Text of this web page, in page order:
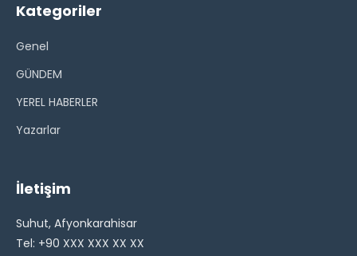
Kategoriler
Genel
GÜNDEM
YEREL HABERLER
Yazarlar
İletişim
Suhut, Afyonkarahisar
Tel: +90 XXX XXX XX XX